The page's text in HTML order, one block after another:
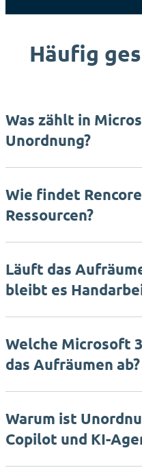
Häufig
Was zählt in
Unordnung?
Wie findet
Ressourcen?
Läuft das
bleibt es
Welche Microsoft
das Aufräumen ab?
Warum ist
Copilot und KI-